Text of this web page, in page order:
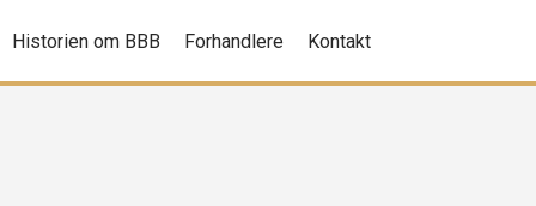
Historien om BBB Forhandlere Kontakt